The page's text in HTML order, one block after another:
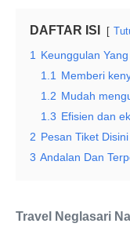
DAFTAR ISI
1
Keunggulan
1.1
Memberi
1.2 Mudah
1.3 Efisien dan
2 Pesan Tiket Disini
3 Andalan Dan
Travel Neglasari